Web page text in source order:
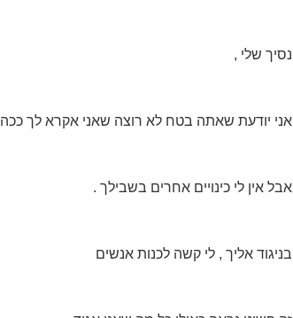
נסיך שלי ,
אני יודעת שאתה בטח לא רוצה שאני אקרא לך ככה
אבל אין לי כינויים אחרים בשבילך .
בניגוד אליך , לי קשה לכנות אנשים